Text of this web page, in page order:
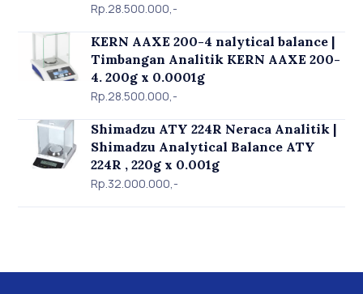
Rp.28.500.000,-
KERN AAXE 200-4 nalytical balance |
Timbangan Analitik KERN AAXE 200-
4. 200g x 0.0001g
Rp.28.500.000,-
Shimadzu ATY 224R Neraca Analitik |
Shimadzu Analytical Balance ATY
224R , 220g x 0.001g
Rp.32.000.000,-